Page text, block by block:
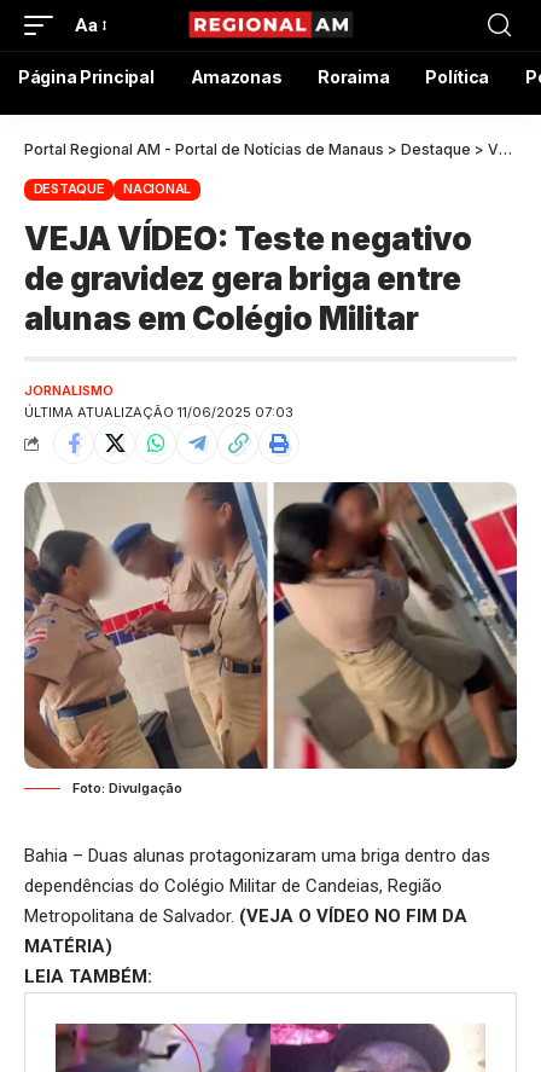
Aa
Página Principal Amazonas Roraima Política
Portal Regional AM - Portal de Notícias de Manaus > Destaque > VEJA VÍDEO: Teste negativo de gravidez gera briga entre alunas em Colégio Militar
DESTAQUE NACIONAL
VEJA VÍDEO: Teste negativo
de gravidez gera briga entre
alunas em Colégio Militar
ÚLTIMA ATUALIZAÇÃO 11/06/2025 07:03
JORNALISMO
Foto: Divulgação
Bahia – Duas alunas protagonizaram uma briga dentro das
dependências do Colégio Militar de Candeias, Região
Metropolitana de Salvador. (VEJA O VÍDEO NO FIM DA
MATÉRIA)
LEIA TAMBÉM: